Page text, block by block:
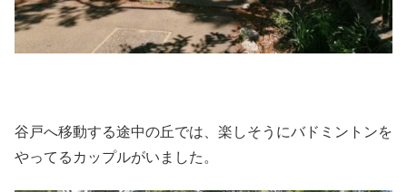
谷戸へ移動する途中の丘では、楽しそうにバドミントンを
やってるカップルがいました。